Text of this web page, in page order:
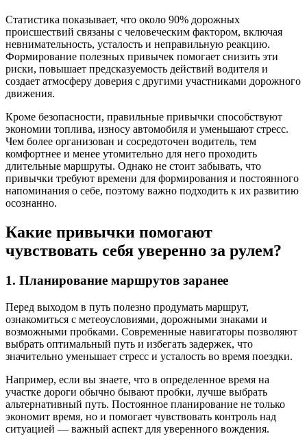
Статистика показывает, что около 90% дорожных
происшествий связаны с человеческим фактором, включая
невнимательность, усталость и неправильную реакцию.
Формирование полезных привычек помогает снизить эти
риски, повышает предсказуемость действий водителя и
создает атмосферу доверия с другими участниками дорожного
движения.
Кроме безопасности, правильные привычки способствуют
экономии топлива, износу автомобиля и уменьшают стресс.
Чем более организован и сосредоточен водитель, тем
комфортнее и менее утомительно для него проходить
длительные маршруты. Однако не стоит забывать, что
привычки требуют времени для формирования и постоянного
напоминания о себе, поэтому важно подходить к их развитию
осознанно.
Какие привычки помогают
чувствовать себя уверенно за рулем?
1. Планирование маршрутов заранее
Перед выходом в путь полезно продумать маршрут,
ознакомиться с метеоусловиями, дорожными знаками и
возможными пробками. Современные навигаторы позволяют
выбрать оптимальный путь и избегать задержек, что
значительно уменьшает стресс и усталость во время поездки.
Например, если вы знаете, что в определенное время на
участке дороги обычно бывают пробки, лучше выбрать
альтернативный путь. Постоянное планирование не только
экономит время, но и помогает чувствовать контроль над
ситуацией — важный аспект для уверенного вождения.